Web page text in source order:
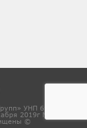
УНП 691831571
2019г № 468454
©